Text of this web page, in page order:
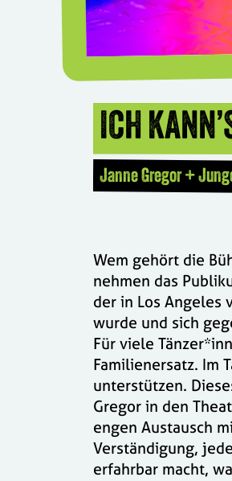
ICH
Janne Gregor +
Wem gehört die
nehmen das
der in Los Angeles
wurde und sich
Für viele
Familienersatz. Im
unterstützen.
Gregor in den
engen Austausch
Verständigung,
erfahrbar macht,